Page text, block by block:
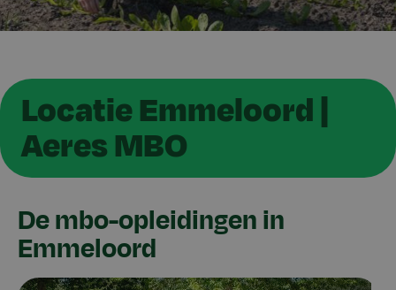
Locatie Emmeloord |
Aeres MBO
De mbo-opleidingen in
Emmeloord